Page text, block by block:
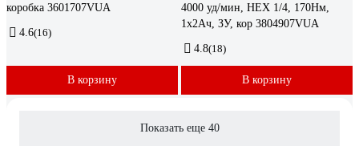
коробка 3601707VUA
4.6(16)
В корзину
4000 уд/мин, HEX 1/4, 170Нм,
1х2Ач, ЗУ, кор 3804907VUA
4.8(18)
В корзину
Показать еще 40